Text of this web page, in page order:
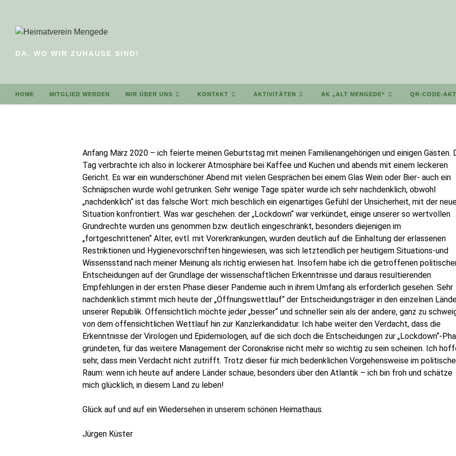
DA, WO WIR ZUHAUSE SIND!
HOME MITGLIED WERDEN WIR ÜBER UNS KONTAKT AKTIVITÄTEN AK „ALT MENGEDE“ QR-CODE-
Anfang März 2020 – ich feierte meinen Geburtstag mit meinen Familienangehörigen und einigen Gästen.
Tag verbrachte ich also in lockerer Atmosphäre bei Kaffee und Kuchen und abends mit einem leckeren
Gericht. Es war ein wunderschöner Abend mit vielen Gesprächen bei einem Glas Wein oder Bier- auch ein
Schnäpschen wurde wohl getrunken. Sehr wenige Tage später wurde ich sehr nachdenklich, obwohl
„nachdenklich“ ist das falsche Wort: mich beschlich ein eigenartiges Gefühl der Unsicherheit, mit der
Situation konfrontiert. Was war geschehen: der „Lockdown“ war verkündet, einige unserer so wertvollen
Grundrechte wurden uns genommen bzw. deutlich eingeschränkt, besonders diejenigen im
„fortgeschrittenen“ Alter, evtl. mit Vorerkrankungen, wurden deutlich auf die Einhaltung der erlassenen
Restriktionen und Hygienevorschriften hingewiesen, was sich letztendlich per heutigem Situations-und
Wissensstand nach meiner Meinung als richtig erwiesen hat. Insofern habe ich die getroffenen
Entscheidungen auf der Grundlage der wissenschaftlichen Erkenntnisse und daraus resultierenden
Empfehlungen in der ersten Phase dieser Pandemie auch in ihrem Umfang als erforderlich gesehen. Sehr
nachdenklich stimmt mich heute der „Öffnungswettlauf“ der Entscheidungsträger in den einzelnen
unserer Republik. Offensichtlich möchte jeder „besser“ und schneller sein als der andere, ganz zu
von dem offensichtlichen Wettlauf hin zur Kanzlerkandidatur. Ich habe weiter den Verdacht, dass die
Erkenntnisse der Virologen und Epidemiologen, auf die sich doch die Entscheidungen zur „Lockdown“-
gründeten, für das weitere Management der Coronakrise nicht mehr so wichtig zu sein scheinen. Ich
sehr, dass mein Verdacht nicht zutrifft. Trotz dieser für mich bedenklichen Vorgehensweise im
Raum: wenn ich heute auf andere Länder schaue, besonders über den Atlantik – ich bin froh und schätze
mich glücklich, in diesem Land zu leben!
Glück auf und auf ein Wiedersehen in unserem schönen Heimathaus.
Jürgen Küster